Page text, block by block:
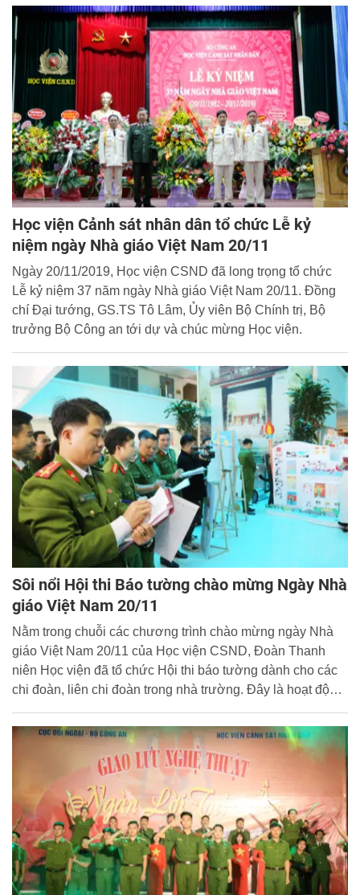
phần truyền dạy kiến thức cho nhiều thế hệ cán bộ, chiến
sĩ Công an nhân dân Việt Nam.
Học viện Cảnh sát nhân dân tổ chức Lễ kỷ
niệm ngày Nhà giáo Việt Nam 20/11
Ngày 20/11/2019, Học viện CSND đã long trọng tổ chức
Lễ kỷ niệm 37 năm ngày Nhà giáo Việt Nam 20/11. Đồng
chí Đại tướng, GS.TS Tô Lâm, Ủy viên Bộ Chính trị, Bộ
trưởng Bộ Công an tới dự và chúc mừng Học viện.
Sôi nổi Hội thi Báo tường chào mừng Ngày Nhà
giáo Việt Nam 20/11
Nằm trong chuỗi các chương trình chào mừng ngày Nhà
giáo Việt Nam 20/11 của Học viện CSND, Đoàn Thanh
niên Học viện đã tổ chức Hội thi báo tường dành cho các
chi đoàn, liên chi đoàn trong nhà trường. Đây là hoạt động
đạo lý “Uống nước nhớ nguồn”, “Tôn sư trọng đạo” của